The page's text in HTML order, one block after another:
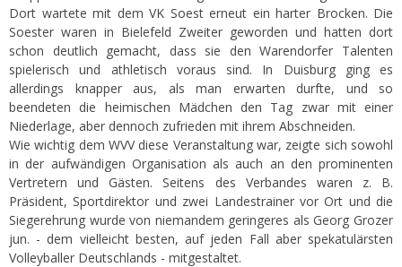
Dort wartete mit dem VK Soest erneut ein harter Brocken. Die
Soester waren in Bielefeld Zweiter geworden und hatten dort
schon deutlich gemacht, dass sie den Warendorfer Talenten
spielerisch und athletisch voraus sind. In Duisburg ging es
allerdings knapper aus, als man erwarten durfte, und so
beendeten die heimischen Mädchen den Tag zwar mit einer
Niederlage, aber dennoch zufrieden mit ihrem Abschneiden.
Wie wichtig dem WVV diese Veranstaltung war, zeigte sich sowohl
in der aufwändigen Organisation als auch an den prominenten
Vertretern und Gästen. Seitens des Verbandes waren z. B.
Präsident, Sportdirektor und zwei Landestrainer vor Ort und die
Siegerehrung wurde von niemandem geringeres als Georg Grozer
jun. - dem vielleicht besten, auf jeden Fall aber spekatulärsten
Volleyballer Deutschlands - mitgestaltet.